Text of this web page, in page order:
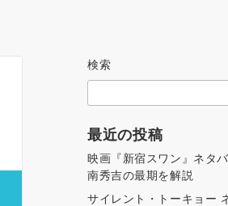
検索
最近の投稿
映画『新宿スワン』ネタ
南秀吉の最期を解説
サイレント・トーキョー